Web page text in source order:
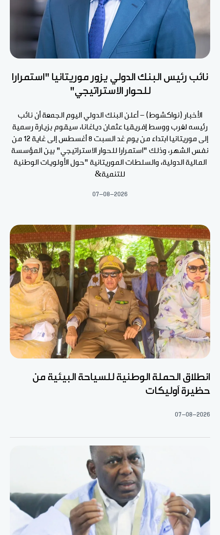
انطلاق الحملة الوطنية للسياحة البيئية من
حظيرة آوليكات
07-08-2026
نائب رئيس البنك الدولي يزور موريتانيا "استمرارا
للحوار الاستراتيجي"
الأخبار (نواكشوط) - أعلن البنك الدولي اليوم الجمعة أن نائب
رئيسه لغرب ووسط إفريقيا عثمان دياغانا، سيقوم بزيارة رسمية
إلى موريتانيا ابتداء من يوم غد السبت 8 أغسطس إلى غاية 12 من
نفس الشهر، وذلك "استمرارا للحوار الاستراتيجي" بين المؤسسة
المالية الدولية، والسلطات الموريتانية "حول الأولويات الوطنية
للتنمية&
07-08-2026